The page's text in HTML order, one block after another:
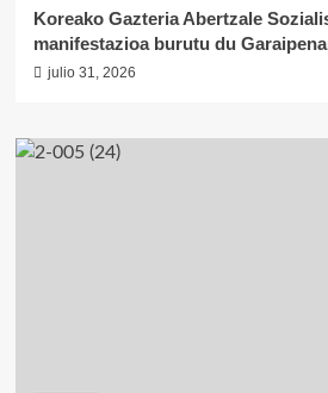
Koreako Gazteria Abertzale
manifestazioa burutu du
julio 31, 2026